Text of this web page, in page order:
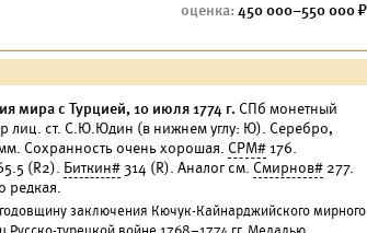
450 000–550 000
мира с Турцией, 10 июля 1774 г. СПб монетный
лиц. ст. С.Ю.Юдин (в нижнем углу: Ю). Серебро,
Сохранность очень хорошая. СРМ# 176.
(R2). Биткин#314 (R). Аналог см. Смирнов# 277.
редкая.
заключения Кючук-Кайнарджийского мирного